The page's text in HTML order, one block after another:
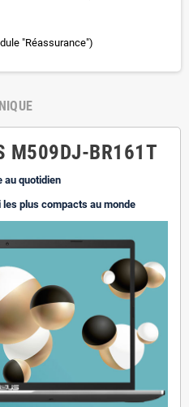
"Réassurance")
M509DJ-BR161T
au quotidien
les plus compacts au monde